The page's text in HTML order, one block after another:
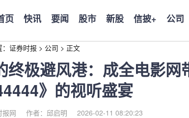
页 快讯 要闻 股市 新股 信披+ 公司
证券时报 > 公司 > 正文
终极避风港：成全电影网
》的视听盛宴
报网 作者：邱启明 2026-02-11 08:20:23